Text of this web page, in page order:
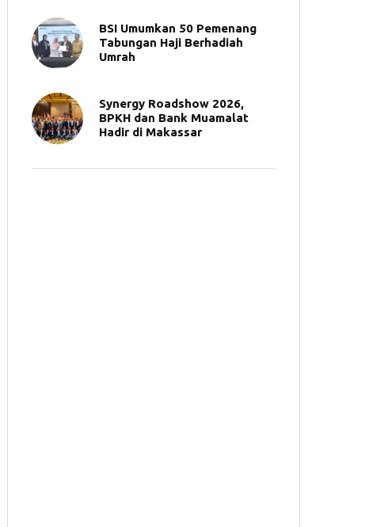
BSI Umumkan 50 Pemenang
Tabungan Haji Berhadiah
Umrah
Synergy Roadshow 2026,
BPKH dan Bank Muamalat
Hadir di Makassar